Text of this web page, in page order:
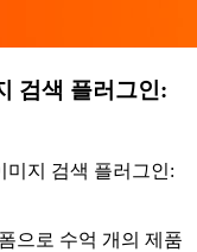
검색 플러그인:
미지 검색 플러그인:
으로 수억 개의 제품